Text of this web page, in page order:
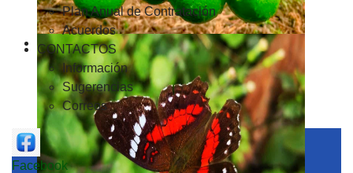
Plan Anual de Contratación
Acuerdos
CONTACTOS
Información
Sugerencias
Correos
Facebook